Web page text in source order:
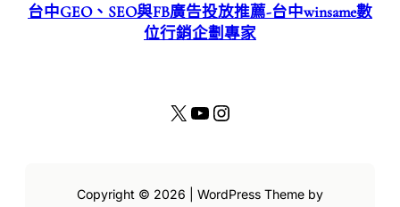
台中GEO、SEO與FB廣告投放推薦-台中winsame數
位行銷企劃專家
X YouTube Instagram
Copyright © 2026 | WordPress Theme by